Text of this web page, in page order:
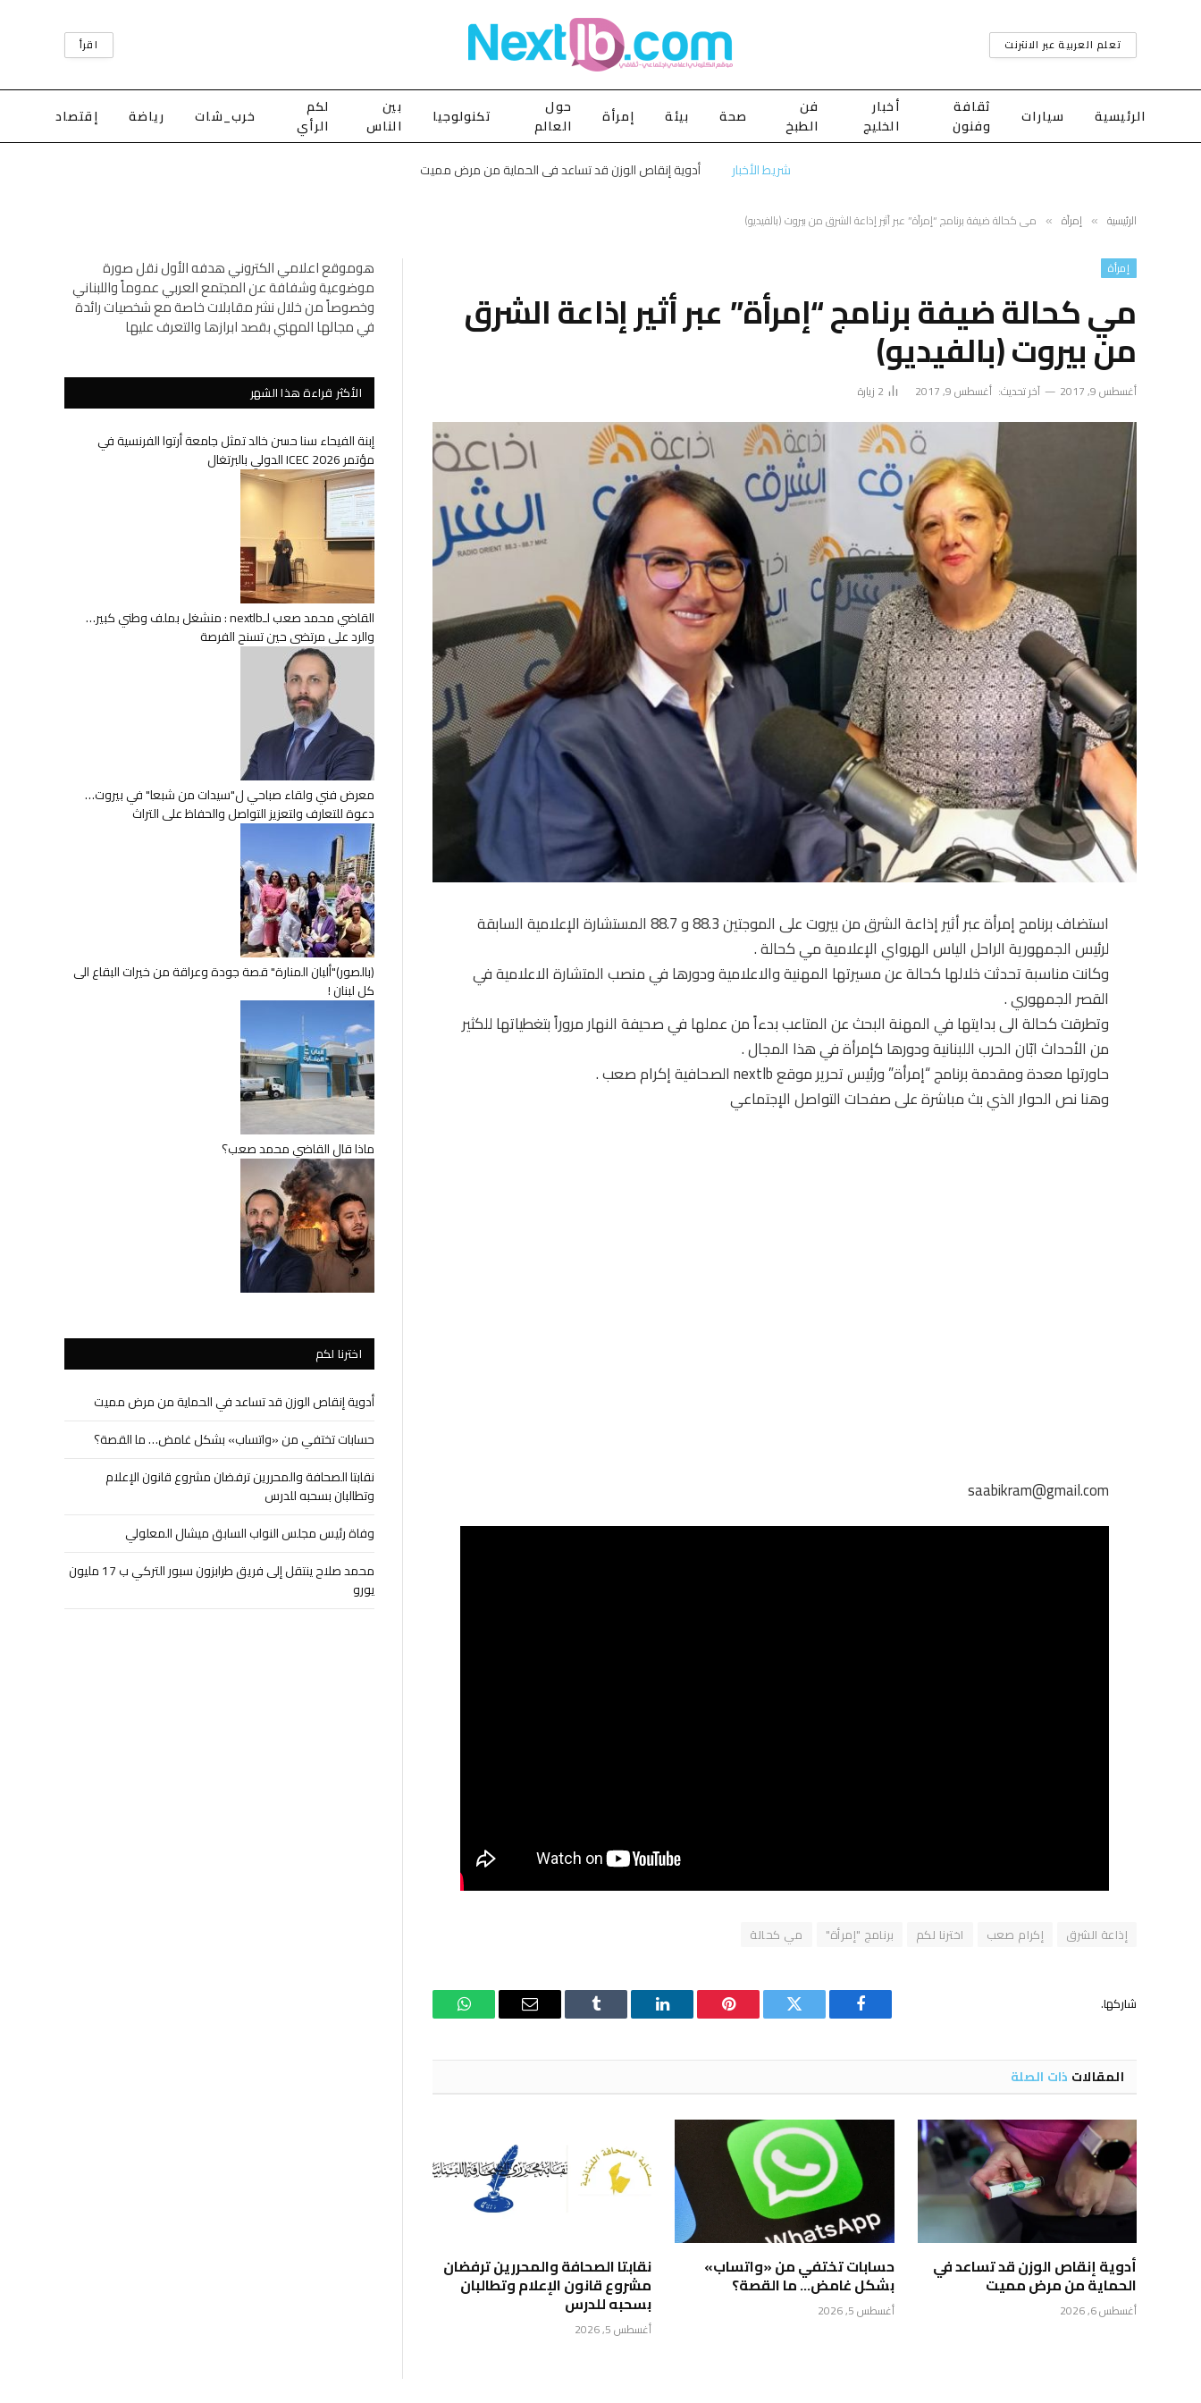
تعلم العربية عبر الانترنت اقرأ
الرئيسية سيارات
ثقافة
وفنون
أخبار
الخليج
فن
الطبخ
صحة بيئة إمرأة
حول
العالم
تكنولوجيا
بين
الناس
لكم
الرأي
خرب_شات رياضة إقتصاد
شريط الأخبار أدوية إنقاص الوزن قد تساعد في الحماية من مرض مميت
الرئيسية » إمرأة » مي كحالة ضيفة برنامج “إمرأة” عبر أثير إذاعة الشرق من بيروت (بالفيديو)
إمرأة
مي كحالة ضيفة برنامج “إمرأة” عبر أثير إذاعة الشرق
من بيروت (بالفيديو)
أغسطس 9, 2017 آخر تحديث: أغسطس 9, 2017 2 زيارة
استضاف برنامج إمرأة عبر أثير إذاعة الشرق من بيروت على الموجتين 88.3 و 88.7 المستشارة الإعلامية السابقة
لرئيس الجمهورية الراحل الياس الهرواي الإعلامية مي كحالة .
وكانت مناسبة تحدثت خلالها كحالة عن مسيرتها المهنية والاعلامية ودورها في منصب المتشارة الاعلامية في
القصر الجمهوري .
وتطرقت كحالة الى بدايتها في المهنة البحث عن المتاعب بدءاً من عملها في صحيفة النهار مروراً بتغطياتها للكثير
من الأحداث ابّان الحرب اللبنانية ودورها كإمرأة في هذا المجال .
حاورتها معدة ومقدمة برنامج “إمرأة” ورئيس تحرير موقع nextlb الصحافية إكرام صعب .
وهنا نص الحوار الذي بث مباشرة على صفحات التواصل الإجتماعي
saabikram@gmail.com
إذاعة الشرق إكرام صعب اخترنا لكم برنامج "إمرأة" مي كحالة
شاركها.
فيسبوك تويتر بينتيريستلينكدإن Tumblr
البريد
واتساب
المقالات ذات الصلة
أدوية إنقاص الوزن قد تساعد في
الحماية من مرض مميت
أغسطس 6, 2026
حسابات تختفي من «واتساب»
بشكل غامض… ما القصة؟
أغسطس 5, 2026
نقابتا الصحافة والمحررين ترفضان
مشروع قانون الإعلام وتطالبان
بسحبه للدرس
أغسطس 5, 2026
هوموقع اعلامي الكتروني هدفه الأول نقل صورة
موضوعية وشفافة عن المجتمع العربي عموماً واللبناني
وخصوصاً من خلال نشر مقابلات خاصة مع شخصيات رائدة
في مجالها المهني بقصد ابرازها والتعرف عليها
الأكثر قراءة هذا الشهر
إبنة الفيحاء سنا حسن خالد تمثل جامعة أرتوا الفرنسية في
مؤتمر ICEC 2026 الدولي بالبرتغال
القاضي محمد صعب لـnextlb : منشغل بملف وطني كبير…
والرد على مرتضى حين تسنح الفرصة
معرض فني ولقاء صباحي ل"سيدات من شبعا" في بيروت…
دعوة للتعارف ولتعزيز التواصل والحفاظ على التراث
(بالصور)"ألبان المنارة" قصة جودة وعراقة من خيرات البقاع الى
كل لبنان !
ماذا قال القاضي محمد صعب؟
اخترنا لكم
أدوية إنقاص الوزن قد تساعد في الحماية من مرض مميت
حسابات تختفي من «واتساب» بشكل غامض… ما القصة؟
نقابتا الصحافة والمحررين ترفضان مشروع قانون الإعلام
وتطالبان بسحبه للدرس
وفاة رئيس مجلس النواب السابق ميشال المعلولي
محمد صلاح ينتقل إلى فريق طرابزون سبور التركي ب 17 مليون
يورو